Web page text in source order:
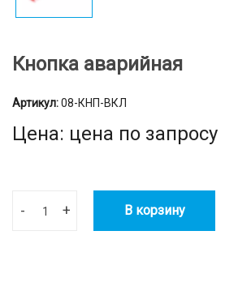
Кнопка аварийная
Артикул:08-КНП-ВКЛ
Цена: цена по запросу
- + В корзину